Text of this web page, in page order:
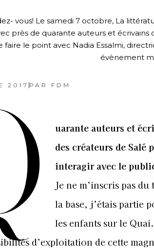
vous! Le samedi 7 octobre, La
près de quarante auteurs et
faire le point avec Nadia Essalmi,
évènement
2017 PAR FDM
uarante auteurs et
des créateurs de
interagir avec le
Je ne m’inscris pas
la base, j’étais partie
les enfants sur le
d’exploitation de cette